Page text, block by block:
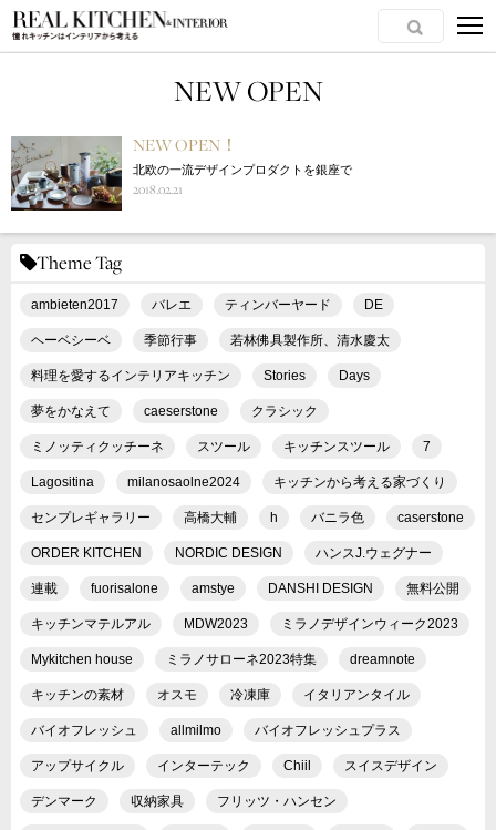
NEW OPEN
NEW OPEN！
北欧の一流デザインプロダクトを銀座で
2018.02.21
Theme Tag
ambieten2017 バレエ ティンバーヤード DE
ヘーベシーベ 季節行事 若林佛具製作所、清水慶太
料理を愛するインテリアキッチン Stories Days
夢をかなえて caeserstone クラシック
ミノッティクッチーネ スツール キッチンスツール 7
Lagositina milanosaolne2024 キッチンから考える家づくり
センプレギャラリー 高橋大輔 h バニラ色 caserstone
ORDER KITCHEN NORDIC DESIGN ハンスJ.ウェグナー
連載 fuorisalone amstye DANSHI DESIGN 無料公開
キッチンマテルアル MDW2023 ミラノデザインウィーク2023
Mykitchen house ミラノサローネ2023特集 dreamnote
キッチンの素材 オスモ 冷凍庫 イタリアンタイル
バイオフレッシュ allmilmo バイオフレッシュプラス
アップサイクル インターテック Chiil スイスデザイン
デンマーク 収納家具 フリッツ・ハンセン